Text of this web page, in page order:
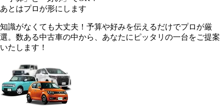
あとはプロ が形にします
知識がなくても大丈夫！予算や好みを伝えるだけでプロが厳
選。数ある中古車の中から、あなたにピッタリの一台をご提案
いたします！